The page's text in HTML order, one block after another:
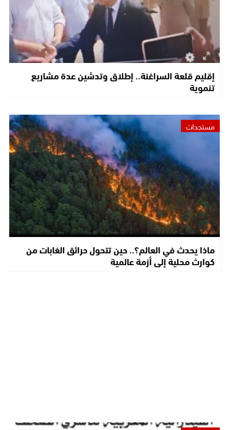
إقليم قلعة السراغنة.. إطلاق وتدشين عدة مشاريع
تنموية
مستجدات
ماذا يحدث في العالم؟.. حين تتحول حرائق الغابات من
كوارث محلية إلى أزمة عالمية